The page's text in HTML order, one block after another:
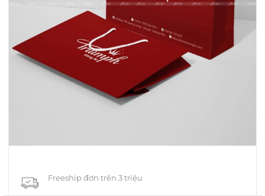
Freeship đơn trên 3 triệu